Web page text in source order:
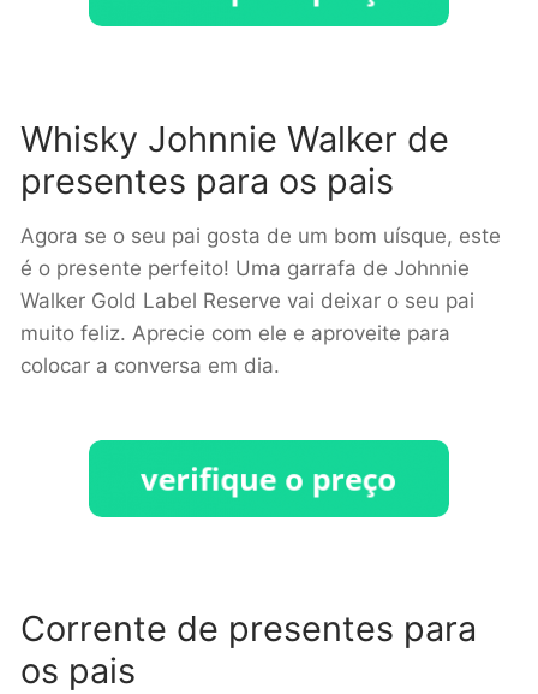
Whisky Johnnie Walker de
presentes para os pais
Agora se o seu pai gosta de um bom uísque, este
é o presente perfeito! Uma garrafa de Johnnie
Walker Gold Label Reserve vai deixar o seu pai
muito feliz. Aprecie com ele e aproveite para
colocar a conversa em dia.
Corrente de presentes para
os pais